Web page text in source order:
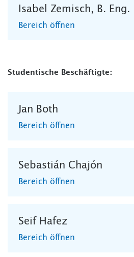
Isabel Zemisch, B. Eng.
Bereich öffnen
Studentische Beschäftigte:
Jan Both
Bereich öffnen
Sebastián Chajón
Bereich öffnen
Seif Hafez
Bereich öffnen